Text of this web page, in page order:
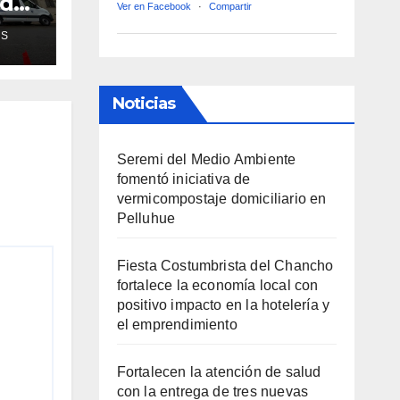
Ver en Facebook · Compartir
Noticias
Seremi del Medio Ambiente
fomentó iniciativa de
vermicompostaje domiciliario en
Pelluhue
Fiesta Costumbrista del Chancho
fortalece la economía local con
positivo impacto en la hotelería y
el emprendimiento
Fortalecen la atención de salud
con la entrega de tres nuevas